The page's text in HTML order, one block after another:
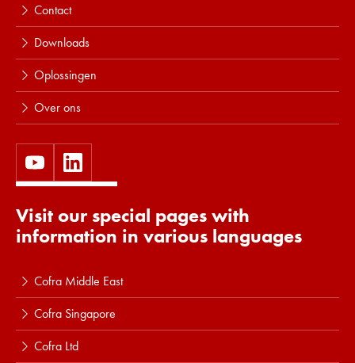
Contact
Downloads
Oplossingen
Over ons
Visit our special pages with
information in various languages
Cofra Middle East
Cofra Singapore
Cofra Ltd